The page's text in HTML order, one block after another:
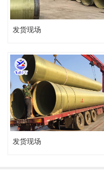
发货现场
发货现场